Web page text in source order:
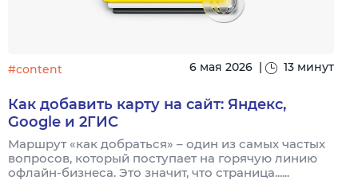
#content 6 мая 2026 | 13 минут
Как добавить карту на сайт: Яндекс,
Google и 2ГИС
Маршрут «как добраться» – один из самых частых
вопросов, который поступает на горячую линию
офлайн-бизнеса. Это значит, что страница......